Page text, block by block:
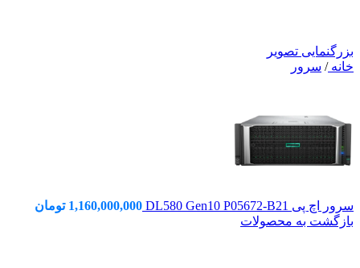
بزرگنمایی تصویر
خانه/ سرور
سرور اچ پی DL580 Gen10 P05672-B21 1,160,000,000 تومان
بازگشت به محصولات